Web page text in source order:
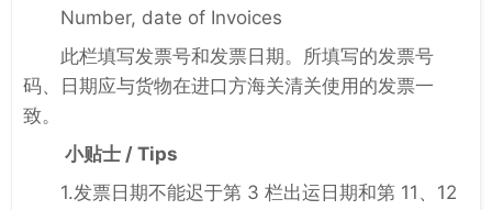
Number, date of Invoices
此栏填写发票号和发票日期。所填写的发票号
码、日期应与货物在进口方海关清关使用的发票一
致。
小贴士 / Tips
1.发票日期不能迟于第 3 栏出运日期和第 11、12